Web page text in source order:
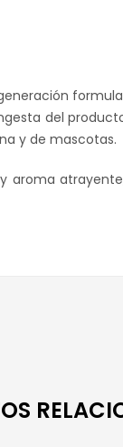
del
y de mascotas.
aroma